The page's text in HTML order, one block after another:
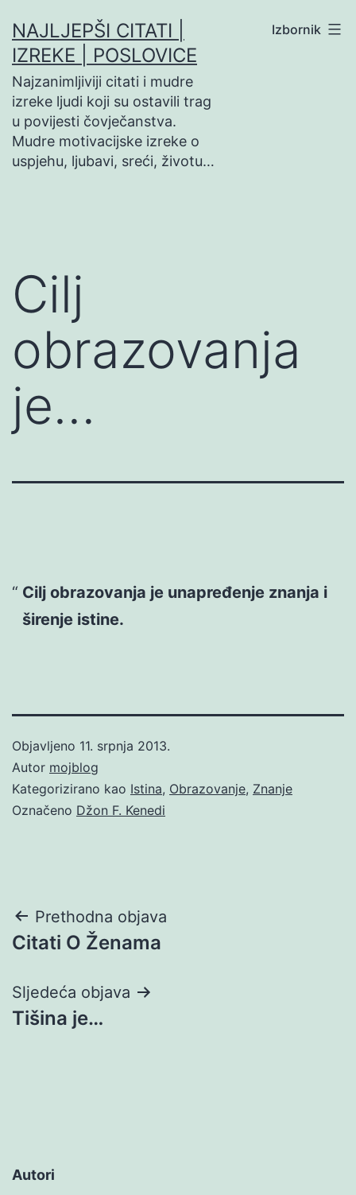
na
sadržaj
NAJLJEPŠI CITATI |
IZREKE | POSLOVICE
Najzanimljiviji citati i mudre
izreke ljudi koji su ostavili trag
u povijesti čovječanstva.
Mudre motivacijske izreke o
uspjehu, ljubavi, sreći, životu…
Izbornik
Cilj
obrazovanja
je…
Cilj obrazovanja je unapređenje znanja i
širenje istine.
Objavljeno 11. srpnja 2013.
Autor mojblog
Kategorizirano kao Istina, Obrazovanje, Znanje
Označeno Džon F. Kenedi
Navigacija
objava
Prethodna objava
Citati O Ženama
Sljedeća objava
Tišina je…
Autori